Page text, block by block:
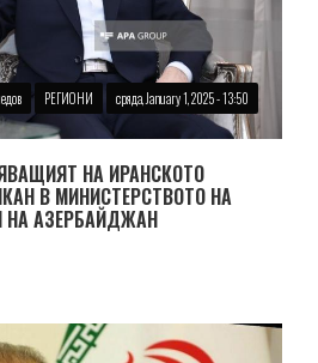
РЕГИОНИ сряда, January 1, 2025 - 13:50
НА ИРАНСКОТО
В МИНИСТЕРСТВОТО НА
НА АЗЕРБАЙДЖАН